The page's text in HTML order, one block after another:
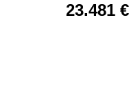
23.481 €